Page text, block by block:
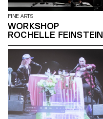
FINE ARTS
WORKSHOP
ROCHELLE FEINSTEIN